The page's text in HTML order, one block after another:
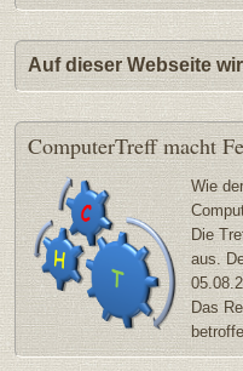
Auf dieser Webseite
ComputerTreffmacht
Wie
Die
aus.
Das